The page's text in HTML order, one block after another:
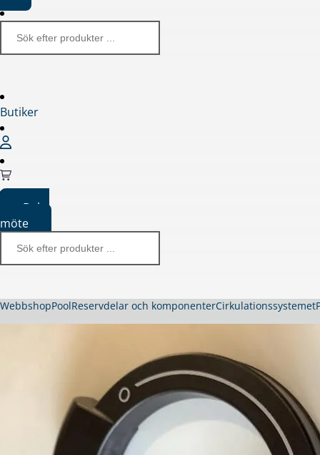
Butiker
Boka
möte
WebbshopPoolReservdelar och komponenterCirkulationssystemet